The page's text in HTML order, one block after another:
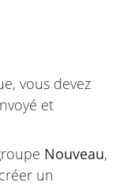
vous devez
et
Nouveau,
un